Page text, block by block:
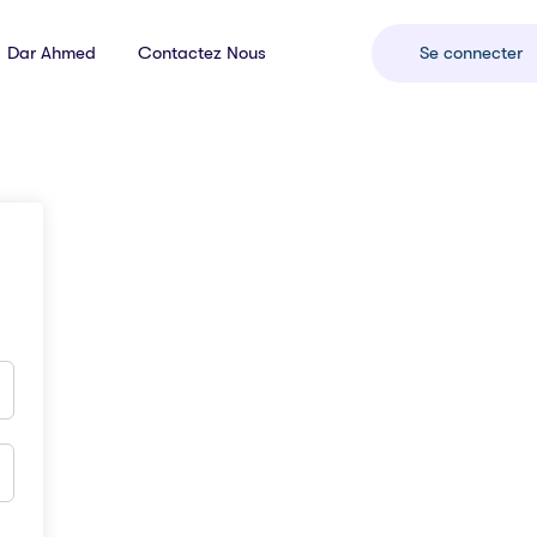
Dar Ahmed Contactez Nous Se connecter